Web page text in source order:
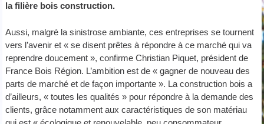
la filière bois construction.
Aussi, malgré la sinistrose ambiante, ces entreprises se tournent
vers l’avenir et « se disent prêtes à répondre à ce marché qui va
reprendre doucement », confirme Christian Piquet, président de
France Bois Région. L’ambition est de « gagner de nouveau des
parts de marché et de façon importante ». La construction bois a
d’ailleurs, « toutes les qualités » pour répondre à la demande des
clients, grâce notamment aux caractéristiques de son matériau